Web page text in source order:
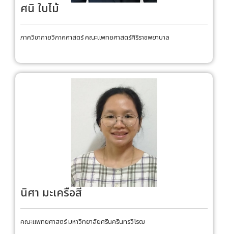
ศนิ ใบไม้
ภาควิชากายวิภาคศาสตร์ คณะแพทยศาสตร์ศิริราชพยาบาล
นิศา มะเครือสี
คณะแพทยศาสตร์ มหาวิทยาลัยศรีนครินทรวิโรฒ